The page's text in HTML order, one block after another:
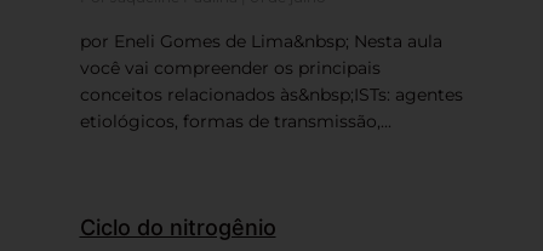
por Eneli Gomes de Lima&nbsp; Nesta aula
você vai compreender os principais
conceitos relacionados às&nbsp;ISTs: agentes
etiológicos, formas de transmissão,...
Ciclo do nitrogênio